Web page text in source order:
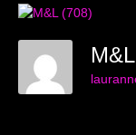
Mariages